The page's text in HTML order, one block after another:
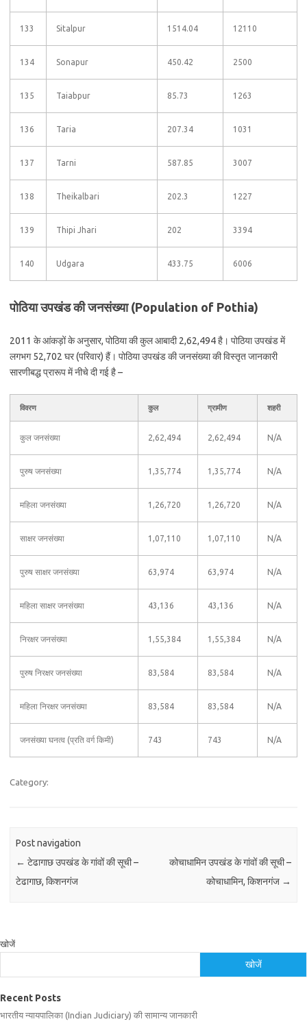
133 Sitalpur 1514.04 12110
134 Sonapur 450.42 2500
135 Taiabpur 85.73 1263
136 Taria 207.34 1031
137 Tarni 587.85 3007
138 Theikalbari 202.3 1227
139 Thipi Jhari 202 3394
140 Udgara 433.75 6006
पोठिया उपखंड की जनसंख्या (Population of Pothia)
2011 के आंकड़ों के अनुसार, पोठिया की कुल आबादी 2,62,494 है। पोठिया उपखंड में
लगभग 52,702 घर (परिवार) हैं। पोठिया उपखंड की जनसंख्या की विस्तृत जानकारी
सारणीबद्ध प्रारूप में नीचे दी गई है –
विवरण कुल ग्रामीण शहरी
कुल जनसंख्या 2,62,494 2,62,494 N/A
पुरुष जनसंख्या 1,35,774 1,35,774 N/A
महिला जनसंख्या 1,26,720 1,26,720 N/A
साक्षर जनसंख्या 1,07,110 1,07,110 N/A
पुरुष साक्षर जनसंख्या 63,974 63,974 N/A
महिला साक्षर जनसंख्या 43,136 43,136 N/A
निरक्षर जनसंख्या 1,55,384 1,55,384 N/A
पुरुष निरक्षर जनसंख्या 83,584 83,584 N/A
महिला निरक्षर जनसंख्या 83,584 83,584 N/A
जनसंख्या घनत्व (प्रति वर्ग किमी) 743 743 N/A
Category:
Post navigation
← टेढागाछ उपखंड के गांवों की सूची –
टेढागाछ, किशनगंज
कोचाधामिन उपखंड के गांवों की सूची –
कोचाधामिन, किशनगंज →
खोजें
खोजें
Recent Posts
भारतीय न्यायपालिका (Indian Judiciary) की सामान्य जानकारी